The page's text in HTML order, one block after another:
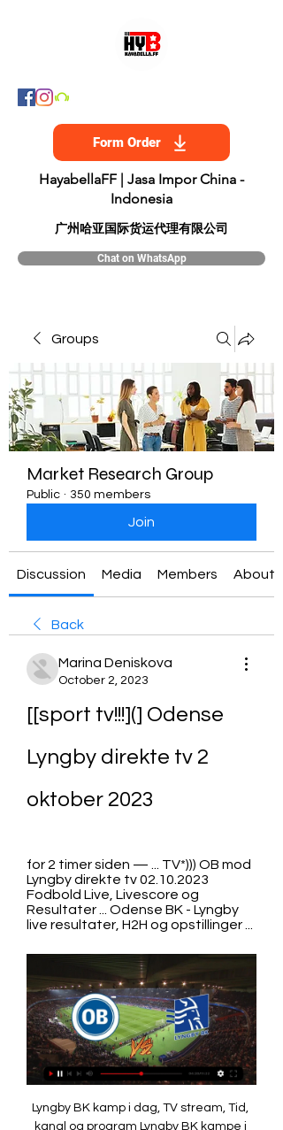
Form Order
HayabellaFF | Jasa Impor China -
Indonesia
​广州哈亚国际货运代理有限公司
Chat on WhatsApp
Groups
Market Research Group
Public · 350 members
Join
Discussion Media Members About
Back
Marina Deniskova
October 2, 2023
[[sport tv!!!](] Odense
Lyngby direkte tv 2
oktober 2023
for 2 timer siden — ... TV*))) OB mod
Lyngby direkte tv 02.10.2023
Fodbold Live, Livescore og
Resultater ... Odense BK - Lyngby
live resultater, H2H og opstillinger ...
Lyngby BK kamp i dag, TV stream, Tid, kanal og program Lyngby BK kampe i dag, TV-tider og program. TVsportens TV-Guide giver dig en komplet TV og LIVE Stream oversigt for Lyngby BK.

Odense BK - Lyngby live resultater, H2H og opstillinger Odense BK Lyngby live resultater (og gratis video streaming på nettet) starter den 2. okt. 2023 kl. 17.00 UTC tid på Nature Energy Park stadion, Odense, ...

Sporten Så er der fredagskamp i Odense, hvor OB... 3F Superliga, Fodbold - live streaming på ViaplayViaplay TotalSportAlle vores sportsrettighederSerierHele vores udbud af serierFilmMasser af filmBørneindholdPopulære film og serier for børnTilføj tv-kanalerTV2, TV3, TV3+, DR — se alle 15 kanaler449 kr/md. *Køb nuAfslut, når du vilViaplay Film & SerierSportAlle vores sportsrettighederSerierHele vores udbud af serierFilmMasser af filmBørneindholdPopulære film og serier for børnTilføj tv-kanalerTV2, TV3, DR - se alle 11 kanalerPrøv gratis i 1 ugeHerefter 129 kr/md. 

1 DigitalTeleslynge: JaHandicapadgang: JaAndet: Luksussæder Sal 9Sæder: 51 + 2 handicap pladserLærred: 8, 5 m x 3, 5 m (29, 8 m2)Lyd: 7. 1 DigitalTeleslynge: NejHandicapadgang: JaAndet: Luksussæder Sal 10Sæder: 120 + 2 handicap pladserLærred: 10, 2 m x 4, 3 m (43, 9 m2)Lyd: 7. 1 DigitalTeleslynge: NejHandicapadgang: JaAndet: Luksussæder + Digital 3D. Sal 11 (4DX DIGITAL 3D)Sæder: 112Lærred: 10, 2 m x 4, 3 m (43, 9 m2)Lyd: 5. 1 DigitalTeleslynge: NejHandicapadgang: Ja, men da det er en 4DX sal, er der ikke kørestols pladser i salen Sal 12Sæder: 81 + 2 handicap pladserLærred: 12 m x 5 m (60 m2)Lyd: QSC Q-Sys (7. Den unge Armin Gigovic dummer sig gevaldigt efter, at han fik behandling uden for banen. Han går uden tilladelse ind på banen igen og modtager sit andet gule kort i kampen. 

direkte hvert år. Nordisk Film Biografer | KinopalæetSal 1Sæder: 245 + 2 handicap pladserLærred: 17 m x 8, 95 mLyd: Dolby AtmosTeleslynge: JaHandicapadgang: JaAndet: Luksussæder Sal 2:Sæder: 79 + 2 handicap pladserLærred: 9 m x 3, 8 m (34 m2)Lyd: 7. 1 DigitalTeleslynge: JaHandicapadgang: JaAndet: Luksussæder Sal 3Sæder: 51 + 2 handicap pladserLærred: 8, 5 m x 3, 5 m (29, 8 m2)Lyd: 5. 1 DigitalTeleslynge: NejHandicapadgang: JaAndet: Luksussæder Sal 4Sæder: 79 + 2 handicap pladserLærred: 9 m x 3, 8 m (34 m2)Lyd: 5. 1 DigitalTeleslynge: JaHandicapadgang: JaAndet: Luksussæder Sal 5Sæder: 51 + 2 handicap pladserLærred: 8, 5 m x 3, 5 m (29, 8 m2)Lyd: 5. [Se online] Odense BK Silkeborg live direkte tv 18 september 18. 

66'OB trykker afDen tuneiske angriber, Issam Jebali, lægger bolden til rette efter, at han får en aflevering fra Franco Tongya. Han befinder sig lige ude foran Lyngby–feltet og sparker instinktivt på kassen. Skuddet sidder dog lige på Mads Kikkenborg i Lyngby–målet. Det er OB's første reele forsøg i anden halvleg, hvor de har været alt for passive og har forsøgt sig at forsvare de 3 point i hus. 62'Mål! Lyngby Boldklub har scoret! Stillingen er nu: 3-1Der kom den endelig! OB er alt for passive og har ladt alt intiativ til gæsterne fra Lyngby. Corlu driver bolden frem ad midtbanen, kigger op og sender Frederik Gytkjær i dybden. 

Canal 9 Viaplay. Superliga · 16:00. Randers FC – FC København. ((Livestream... Han modtager et indlæg fra Kasper Jørgensens højrefløj og first–timer bolden på Martin Hansen i OB-målet. Skuddet volder dog ingen problemer for den rutinerede keeper, der via fagter og råb, har udvist sin utilfredshed med hans holds passive udtryk. 68'UdskiftningOB har foretaget en udskiftning. Ud går 18–årige Aske Adelgaard, der ligner en skadet ung mand. 90'5 min lagt til i OdenseLyngby jagter en uafgjort de sidste 5 minutter mod et passivt OB, der har parkeret bussen. 

Sådan sikrede OB sejren over LyngbyTak fordi, I fulgte medOB spiller 3–1 mod Lyngby. Dermed indtager fynboerne sjette pladsen i ligaen, hvor gæsterne forbliver på ligaens sidste plads. Tak fordi, I fulgte med i aftenens blog! Kampen er slut! Kampen mellem OB og Lyngby Boldklub endte 3-1Der var spænding til sidste fløjt, da Lyngby jagtede comebacket på Nature Energy Park i Odense. Kampen startede med et brag, hvor et tændt OB–hold kom buldrende ud ad omklædningen og gjorde det til 1–0 efter blot 2 minutters spil. 

27. september 2023Vigtige udekampe venter: Tag med fanbussen til Odense og SilkeborgDer er to udekampe i træk på programmet for De... 27. september 2023U15 med storsejr over AGFU15 og U19 fik besøg fra Aarhus i weekenden, da... 27. september 2023Highlights: HB Køge – Lyngby BoldklubDer manglede hverken dramatik eller mål i gårsdagens pokalsejr over... 27. september 2023Corlu: Har taget arbejdshandskerne påRezan Corlu spillede i går en stor rolle i pokalsejren... 26. september 2023Beckmann: Vi skulle have snøret sækken tidligereAssistenttræner Mikkel Beckmann glædede sig efter aftenens kamp over sejren,... 26. september 2023Lyngby Boldklub videre efter forlænget spilletidLyngby Boldklub fik så langt fra en nem aften i... 

2023 — Lyngby · FC Midtjylland · FC Nordsjælland · Odense BK · Randers · Silkeborg. FCK. DK | Officiel hjemmeside F. C. København | Byens hold Den... Han erstattes af Jørgen Skjelvik, der går direkte ind på venstrebacken. 67'UdskiftningLyngby Boldklub har foretaget en udskiftning. Ud går Magnus Westergaard, ind kommer den store angriber Mathias Kristensen. Lyngby satser offensivt for at komme på 3–2. 

De parerrer med alle tænktlige midler og lemmer. Stillingen er stadig 3–1 til hjemmeholdet fra OB. 89'Gult kort! Gult kort til OB! Den rutinerede OB–keeper får et gult for at trække tiden. Alle kneb bliver taget i brug for at holde Lyngby væk fra comeback–fadet. 87'Stor mulighed til OBIssam Jebali bliver spillet i dybden af indskiftede Sabi, men viser, at han ikke er en rendyrket angriber. Han tager sig alt for god tid på bolden, fumler lidt med den, og får til sidst prikket den videre til Sabi, der får et skud på Mads Kikkenborg i Lyngbys mål, der uhindret redder bolden. Det var chancen for at lukke kampen for hjemmeholdet, der avancerer til top seks med tre point i aftenens kamp. 5 minutter tilbage af den ordniære spilletid! 82'Rødt kort! Rødt kort til OB! Kæmpe drama på Nature Park Energy. Odense BK - Lyngby live resultat, H2H og lagoppstilling Odense BK Lyngby live-resultat (og video online direktesending) starter 2. okt. 2023 17:00 UTC tid på Nature Energy Park stadion, Odense by,... 

[STRØM==] Odense Lyngby direkte live 2 oktober 2023 22. sep. 22. 2023 — [SE TV-]]===] Lyngby Vejle live direkte tv 22 september 2023 4. 2023 — DIVISION DIREKTE INKLUSIVE VEJLE, HVIDOVRE OG SØNDERJYSKE 1. (Se tv***) Odense BK mod Silkeborg direkte tv 18/09/2023 18. 2023 — live direkte 11 august 2023 FC Midt FC Midtjylland – Lyngby BK. 

Du kan streame Viaplay på PC og mobile enheder. Det var dog alt andet end en tur i parken for OB i anden halvleg, hvor et passivt udtryk, gav gæsterne blod på tanden til at jagte et comeback. Gæsterne fik kuglen i kassen efter 62 minutter, hvor målræven, Frederik Gytkjær, tordnede bolden op i krogen. Det gav gæsterne ild i øjnene og der var til sidste fløjt tro på, at gæsterne kunne hive en uafgjort med hjem til København. Det blev for alvor spændende, da OB's 20–årige midtbanetalent, Armin Gigovic, blev sendt ud med hans andet gule kort i kampen. OB v Lyngby live streaming online - Live-fodbold. dk Allerede tilbage i 1889 blev fodbold og tennis indlemmet i Odense Cricketklub, og så skiftede man navn til Odense Boldklub eller bare OB. 

[[LIVE STREAM!!]] OB Lyngby direkte tv 2 oktober 2023 for 13 timer siden — [LIVE STREAM!!]] OB Lyngby direkte tv 2 oktober 2023 OB. Lyngby. 02.10. 10:00 ; FC Nordsjælland. OB. 08.10. 05:00 ; OB. FC Midtjylland.

[TV>>] Odense BK Silkeborg live direkte tv 18/09/2023 18. 2023 — september Superliga: Lyngby BK – Vejle BKKampstart: 19:00Kanal: TV3 SPORT og Viaplay NordicBet Liga: AaB – HB KøgeKampstart: 19:00Kanal: Viaplay... Den vikariende anfører, Bjørn Paulsen, kom først på et indlæg slået af Yankubah Minteh, og pludselig virkede en top seks placering indenfor hjemmeholdets rækkevidde. 

[[SE ONLINE>]***] OB Lyngby live direkte 02/10/2023 for 14 timer siden — Odense Lyngby direkte tv 02.10.2023 Populære film og serier for børn. Tilføj tv-kanaler TV2, TV3, TV3+, DR — se OB - Lyngby

Det håb udbyggede hjemmeholdet få minutter efter den første scoring, hvor Alassana Manneh fandt pladsen på kanten af Lyngbys felt og bragede bolden ind til 2–0 bag en chanceløs Mads Kikkenborg. Og det lignede for alvor en kamp, som fynboerne skulle køre sikkert hjem efter, at OB's Franco Tongya scorede sit første mål i den blå–stribede trøje i det 42. minut, hvor han med sin internationale klasse gjorde det til 3–0 inden pausefløjtet. 3F Superliga, Fodbold - live streaming på Viaplay Se 3F Superliga, Fodbold Live på Viaplay. Prøv Viaplay allerede i dag, og se det bedste sport online. 

Superliga Lyngby ydmygede FC Midtjylland efter rødt kort: Se målene fra tredje Superliga Se live-TV · Bonanza · Ultra · Ramasjang · Hør radio · Services · Mit DR-login ...

RMSI 2023 Group for 14 timer siden — [se live!!]^]] OB mod Lyngby direkte tv 2 oktober 2023 Få det bedste og seneste fra Superligaen, 1. division og dansk fodbold.

Venstrebacken, Adam Sørensen finder pladsen på hans kant og slår en flad og hård aflervering ind til Magnus Kaastrup. Han trækker ind i banen og afslutter, men skuddet bliver blokeret af en bred og parkeret OB–defensiv. Gæsterne jagter 3–2 målet. 71'Lyngby afslutningDet har været indskiftede Magnus Kaastrup, der har været gæsternes farligste mand. Market Research Group | HayabellaFF | Jasa I for 20 timer siden — Lyngby, hvor Kristian Kirkegaard i anden halvleg fik udlignet for 2023 - 18:49 B. T. 

[STRØM==] Odense Lyngby direkte live 2 oktober 2023 for 16 timer siden — [TV>>] Odense BK Silkeborg live direkte tv 18/09/2023 18. sep. 2023 — september Superliga: Lyngby BK – Vejle BKKampstart: 19:00Kanal: TV3 SPORT ...

[[live hd#]!] Odense mod Lyngby live direkte tv 2 oktober 20 for 17 timer siden — [live hd#]!] Odense mod Lyngby live direkte